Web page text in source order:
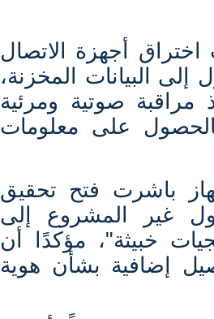
أجهزة الاتصال
البيانات المخزنة،
مراقبة صوتية ومرئية
على معلومات
باشرت فتح تحقيق
غير المشروع إلى
خبيثة"، مؤكدًا أن
إضافية بشأن هوية